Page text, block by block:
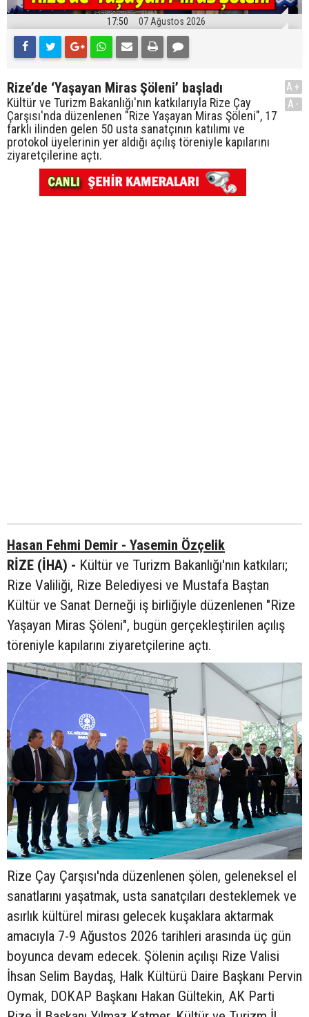
17:50 07 Ağustos 2026
Rize’de ‘Yaşayan Miras Şöleni’ başladı
Kültür ve Turizm Bakanlığı'nın katkılarıyla Rize Çay
Çarşısı'nda düzenlenen "Rize Yaşayan Miras Şöleni", 17
farklı ilinden gelen 50 usta sanatçının katılımı ve
protokol üyelerinin yer aldığı açılış töreniyle kapılarını
ziyaretçilerine açtı.
A+
A-
Hasan Fehmi Demir - Yasemin Özçelik
RİZE (İHA) - Kültür ve Turizm Bakanlığı'nın katkıları;
Rize Valiliği, Rize Belediyesi ve Mustafa Baştan
Kültür ve Sanat Derneği iş birliğiyle düzenlenen "Rize
Yaşayan Miras Şöleni", bugün gerçekleştirilen açılış
töreniyle kapılarını ziyaretçilerine açtı.
Rize Çay Çarşısı'nda düzenlenen şölen, geleneksel el
sanatlarını yaşatmak, usta sanatçıları desteklemek ve
asırlık kültürel mirası gelecek kuşaklara aktarmak
amacıyla 7-9 Ağustos 2026 tarihleri arasında üç gün
boyunca devam edecek. Şölenin açılışı Rize Valisi
İhsan Selim Baydaş, Halk Kültürü Daire Başkanı Pervin
Oymak, DOKAP Başkanı Hakan Gültekin, AK Parti